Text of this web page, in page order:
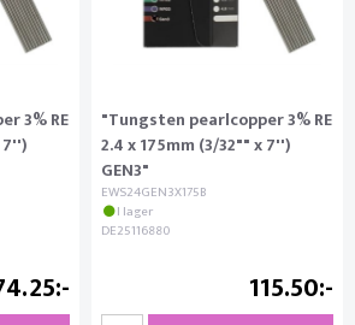
3% RE
7'')
"Tungsten pearlcopper 3% RE
2.4 x 175mm (3/32"" x 7'')
GEN3"
EWS24GEN3X175B
I lager
DE25116880
115.50